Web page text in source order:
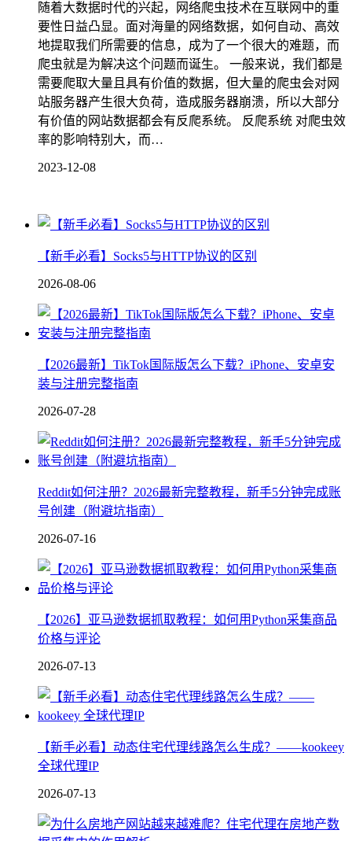
随着大数据时代的兴起，网络爬虫技术在互联网中的重
要性日益凸显。面对海量的网络数据，如何自动、高效
地提取我们所需要的信息，成为了一个很大的难题，而
爬虫就是为解决这个问题而诞生。 一般来说，我们都是
需要爬取大量且具有价值的数据，但大量的爬虫会对网
站服务器产生很大负荷，造成服务器崩溃，所以大部分
有价值的网站数据都会有反爬系统。 反爬系统 对爬虫效
率的影响特别大，而…
2023-12-08
【新手必看】Socks5与HTTP协议的区别
2026-08-06
【2026最新】TikTok国际版怎么下载？iPhone、安卓安
装与注册完整指南
2026-07-28
Reddit如何注册？2026最新完整教程，新手5分钟完成账
号创建（附避坑指南）
2026-07-16
【2026】亚马逊数据抓取教程：如何用Python采集商品
价格与评论
2026-07-13
【新手必看】动态住宅代理线路怎么生成？——kookeey
全球代理IP
2026-07-13